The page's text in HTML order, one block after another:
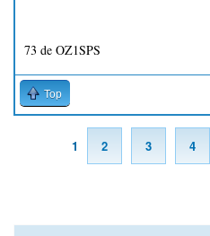
73 de OZ1SPS
Top
1 2 3 4